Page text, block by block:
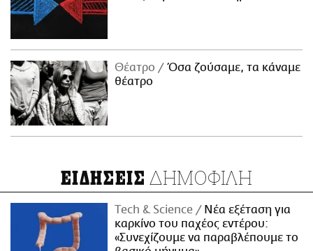
Θέατρο
Όσα ζούσαμε, τα κάναμε
θέατρο
ΕΙΔΗΣΕΙΣ ΔΗΜΟΦΙΛΗ
Τech & Science
Νέα εξέταση για
καρκίνο του παχέος εντέρου:
«Συνεχίζουμε να παραβλέπουμε το